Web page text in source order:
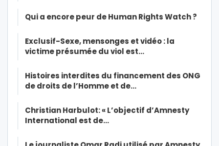
Qui a encore peur de Human Rights Watch ?
Exclusif-Sexe, mensonges et vidéo : la
victime présumée du viol est…
Histoires interdites du financement des ONG
de droits de l’Homme et de…
Christian Harbulot: « L’objectif d’Amnesty
International est de…